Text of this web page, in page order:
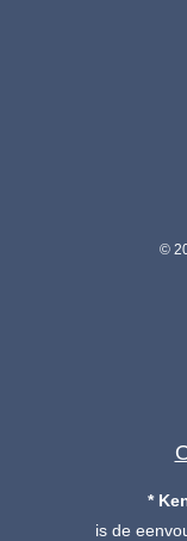
©
*
is de